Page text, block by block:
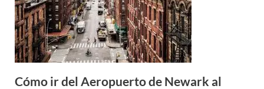
Cómo ir del Aeropuerto de Newark al